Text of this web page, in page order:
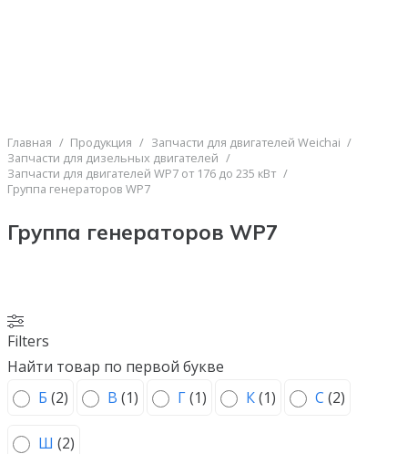
Главная / Продукция / Запчасти для двигателей Weichai /
Запчасти для дизельных двигателей /
Запчасти для двигателей WP7 от 176 до 235 кВт /
Группа генераторов WP7
Группа генераторов WP7
Filters
Найти товар по первой букве
Б (2) В (1) Г(1) К(1) С (2)
Ш (2)